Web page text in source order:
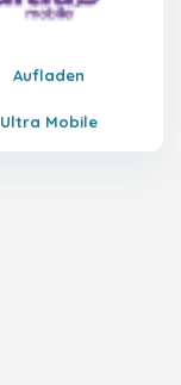
Aufladen
Ultra Mobile